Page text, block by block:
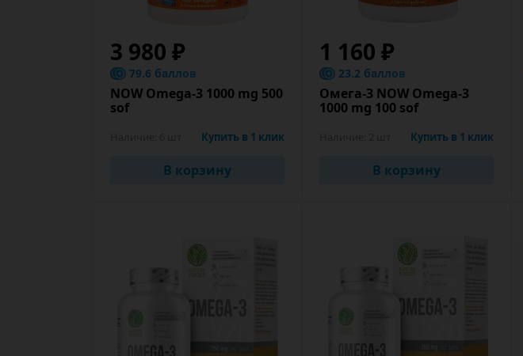
3 980 ₽
79.6 баллов
NOW Omega-3 1000 mg 500
sof
Купить в 1 клик
В корзину
1 160 ₽
23.2 баллов
Омега-3 NOW Omega-3
1000 mg 100 sof
Купить в 1 клик
В корзину